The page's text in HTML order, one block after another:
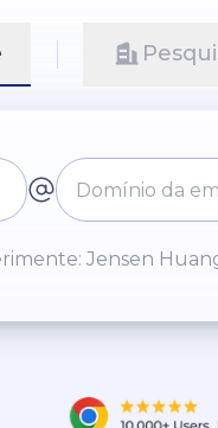
Jensen